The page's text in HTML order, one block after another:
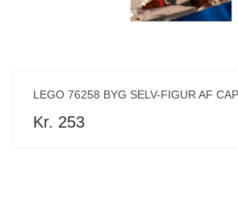
LEGO 76258 BYG SELV-FIGUR AF
Kr. 253